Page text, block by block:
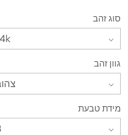
סוג זהב
14k
גוון זהב
מידת טבעת